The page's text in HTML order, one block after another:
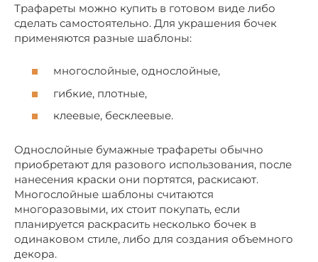
Трафареты можно купить в готовом виде либо
сделать самостоятельно. Для украшения бочек
применяются разные шаблоны:
многослойные, однослойные,
гибкие, плотные,
клеевые, бесклеевые.
Однослойные бумажные трафареты обычно
приобретают для разового использования, после
нанесения краски они портятся, раскисают.
Многослойные шаблоны считаются
многоразовыми, их стоит покупать, если
планируется раскрасить несколько бочек в
одинаковом стиле, либо для создания объемного
декора.